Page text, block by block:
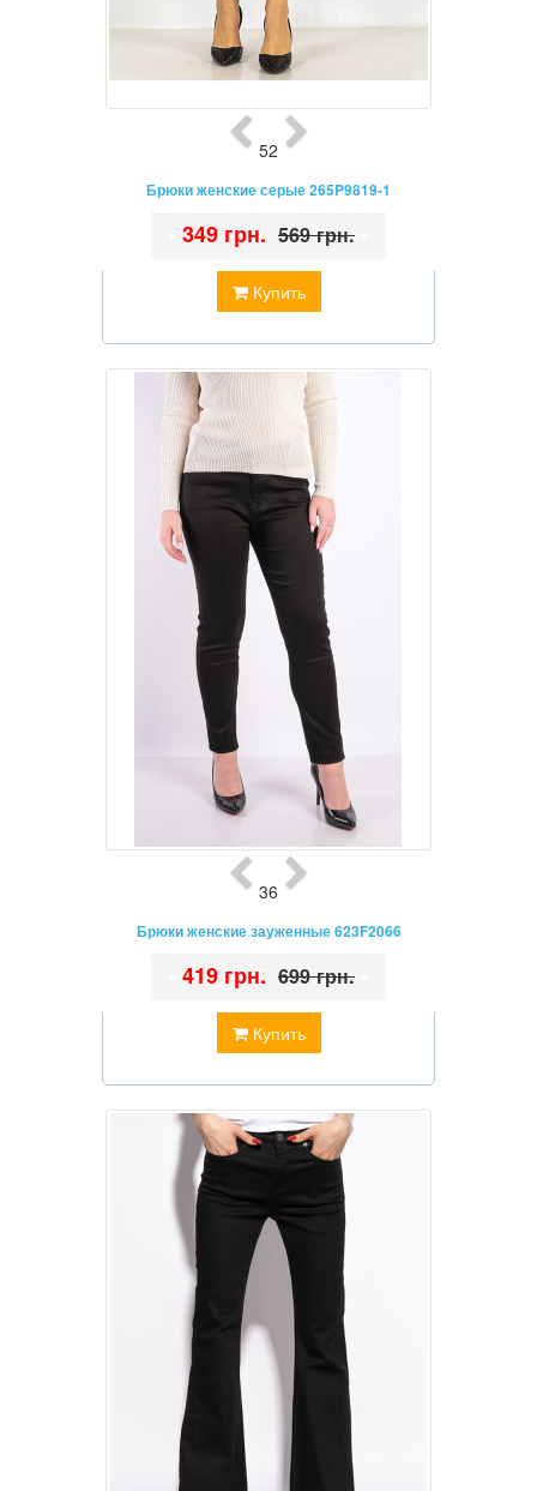
52
Брюки женские серые 265P9819-1
Купить
349 грн. 569 грн.
36
Брюки женские зауженные 623F2066
Купить
419 грн. 699 грн.